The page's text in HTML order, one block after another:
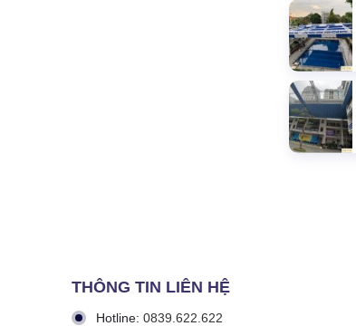
THÔNG TIN LIÊN HỆ
Hotline: 0839.622.622